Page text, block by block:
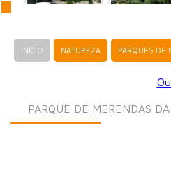
INÍCIO NATUREZA PARQUES DE
PARQUE DE MERENDAS